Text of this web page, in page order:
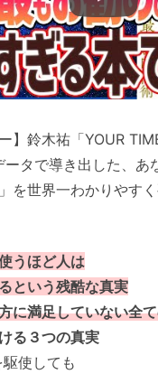
】鈴木祐「YOUR
タで導き出した、あ
を世界一わかりやす
うほど人は
という残酷な真実
に満足していない全
る３つの真実
使しても